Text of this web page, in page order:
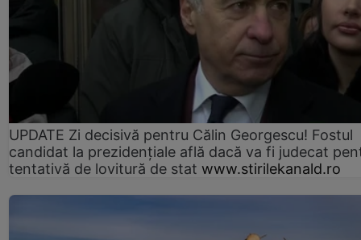
UPDATE Zi decisivă pentru Călin Georgescu! Fostul
candidat la prezidențiale află dacă va fi judecat
tentativă de lovitură de stat www.stirilekanald.ro